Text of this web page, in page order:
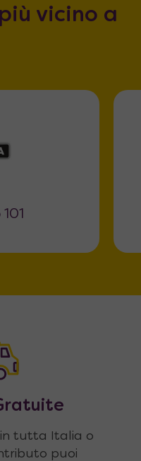
vicino a
tutta Italia o
puoi